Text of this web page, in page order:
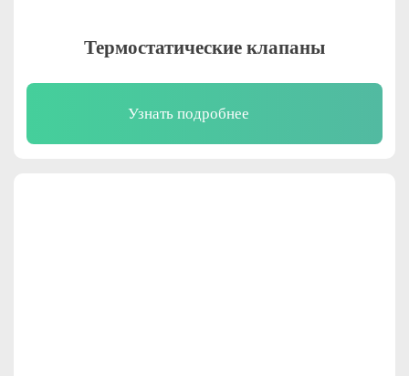
Термостатические клапаны
Узнать подробнее